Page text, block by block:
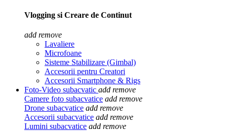
Vlogging si Creare de Continut
add remove
Lavaliere
Microfoane
Sisteme Stabilizare (Gimbal)
Accesorii pentru Creatori
Accesorii Smartphone & Rigs
Foto-Video subacvatic add remove
Camere foto subacvatice add remove
Drone subacvatice add remove
Accesorii subacvatice add remove
Lumini subacvatice add remove